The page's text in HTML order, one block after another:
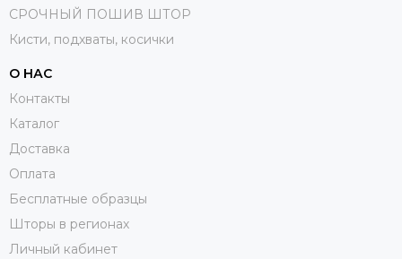
СРОЧНЫЙ ПОШИВ ШТОР
Кисти, подхваты, косички
О НАС
Контакты
Каталог
Доставка
Оплата
Бесплатные образцы
Шторы в регионах
Личный кабинет